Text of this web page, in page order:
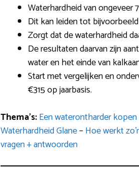
Waterhardheid van ongeveer
Dit kan leiden tot
Zorgt dat de waterhardheid
De resultaten daarvan zijn
water en het einde van
Start met vergelijken en
€315 op jaarbasis.
Thema’s:Een waterontharder
Waterhardheid Glane–Hoe werkt
vragen + antwoorden